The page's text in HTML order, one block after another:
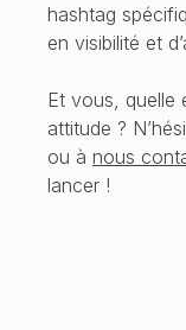
hashtag
en visibilité et
Et vous, quelle
attitude ?
ou à nous
lancer !